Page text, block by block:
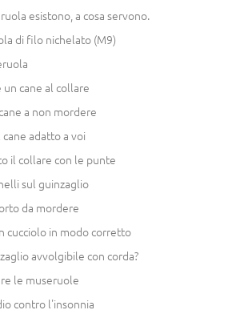
esistono, a cosa servono.
di filo nichelato (M9)
cane al collare
a non mordere
adatto a voi
il collare con le punte
sul guinzaglio
da mordere
cucciolo in modo corretto
avvolgibile con corda?
le museruole
contro l'insonnia